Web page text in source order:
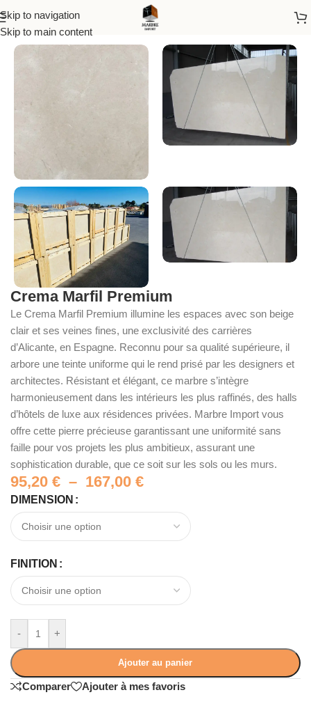
Skip to navigation
Skip to main content
Accueil/Espagne
Crema Marfil Premium
Le Crema Marfil Premium illumine les espaces avec son beige
clair et ses veines fines, une exclusivité des carrières
d’Alicante, en Espagne. Reconnu pour sa qualité supérieure, il
arbore une teinte uniforme qui le rend prisé par les designers et
architectes. Résistant et élégant, ce marbre s’intègre
harmonieusement dans les intérieurs les plus raffinés, des halls
d’hôtels de luxe aux résidences privées. Marbre Import vous
offre cette pierre précieuse garantissant une uniformité sans
faille pour vos projets les plus ambitieux, assurant une
sophistication durable, que ce soit sur les sols ou les murs.
95,20 € – 167,00 €
DIMENSION
FINITION
- +
Ajouter au panier
Comparer Ajouter à mes favoris